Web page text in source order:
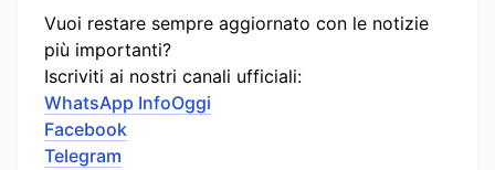
Vuoi restare sempre aggiornato con le notizie
più importanti?
Iscriviti ai nostri canali ufficiali:
WhatsApp InfoOggi
Facebook
Telegram